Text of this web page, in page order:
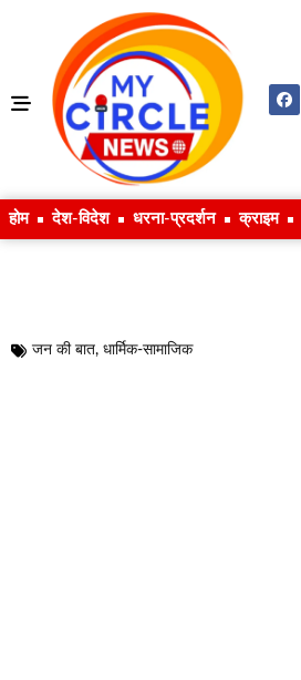
होम देश-विदेश धरना-प्रदर्शन क्राइम
जन की बात, धार्मिक-सामाजिक